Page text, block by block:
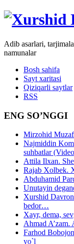
Adib asarlari,
namunalar
Bosh sahifa
Sayt xaritasi
Qiziqarli saytlar
RSS
ENG SO’NGGI
Mirzohid
Najmiddin
suhbatlar
Attila Ilxan.
Rajab Xolbek.
Abduhamid
Unutayin
Xurshid
bedor…
Xayr, dema,
Ahmad
Farhod
yo`l